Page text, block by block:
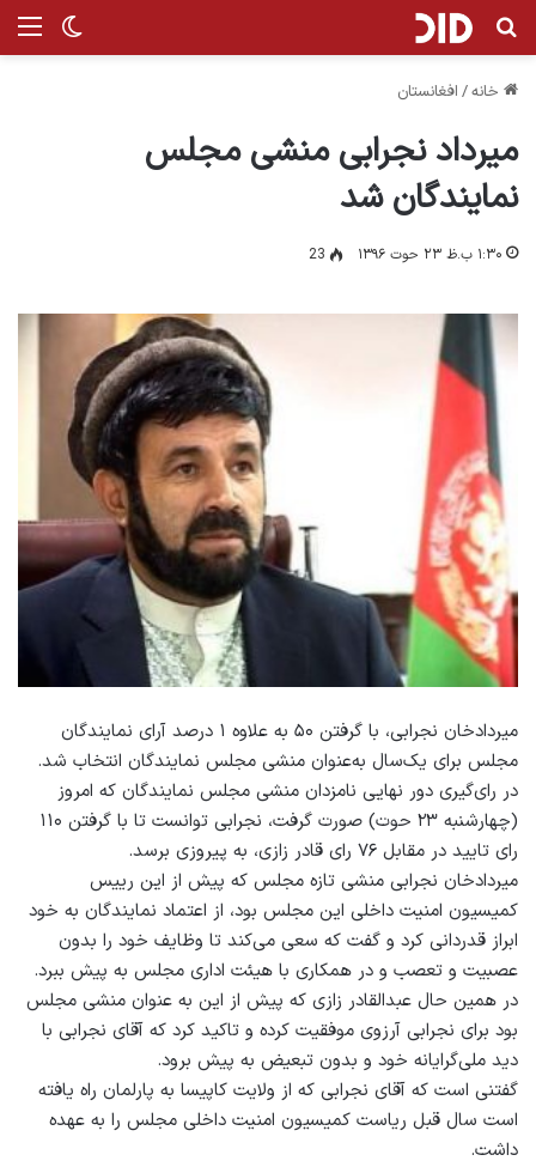
تغییر جستجو برای
خانه/ افغانستان
میرداد نجرابی منشی مجلس
نمایندگان شد
۱:۳۰ ب.ظ ۲۳ حوت ۱۳۹۶ 23
میردادخان نجرابی، با گرفتن ۵۰ به علاوه ۱ درصد آرای نمایندگان
مجلس برای یک‌سال به‌عنوان منشی مجلس نمایندگان انتخاب شد.
در رای‌گیری دور نهایی نامزدان منشی مجلس نمایندگان که امروز
(چهارشنبه ۲۳ حوت) صورت گرفت، نجرابی توانست تا با گرفتن ۱۱۰
رای تایید در مقابل ۷۶ رای قادر زازی، به‌ پیروزی برسد.
میردادخان نجرابی منشی تازه مجلس که پیش از این رییس
کمیسیون امنیت داخلی این مجلس بود، از اعتماد نمایندگان به خود
ابراز قدردانی کرد و گفت که سعی می‌کند تا وظایف خود را بدون
عصبیت و تعصب و در همکاری با هیئت اداری مجلس به پیش ببرد.
در همین حال عبدالقادر زازی که پیش از این به عنوان منشی مجلس
بود برای نجرابی آرزوی موفقیت کرده و تاکید کرد که آقای نجرابی با
دید ملی‌گرایانه‌ خود و بدون تبعیض به پیش برود.
گفتنی است که آقای نجرابی که از ولایت کاپیسا به پارلمان راه ‌یافته
است سال قبل ریاست کمیسیون امنیت داخلی مجلس را به عهده
داشت.